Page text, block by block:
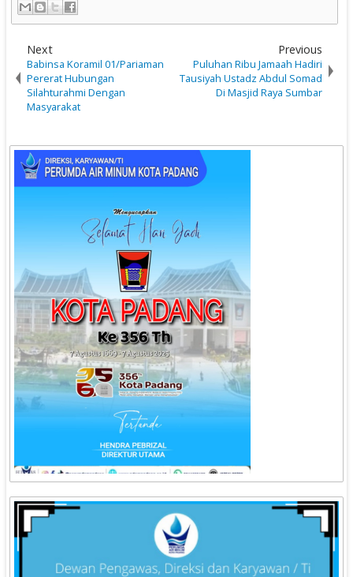
Next
Babinsa Koramil 01/Pariaman
Pererat Hubungan
Silahturahmi Dengan
Masyarakat
Previous
Puluhan Ribu Jamaah Hadiri
Tausiyah Ustadz Abdul Somad
Di Masjid Raya Sumbar